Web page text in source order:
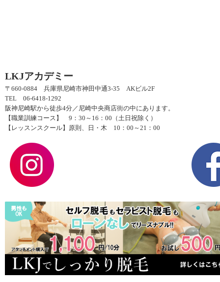
LKJアカデミー
〒660-0884 兵庫県尼崎市神田中通3-35 AKビル2F
TEL 06-6418-1292
阪神尼崎駅から徒歩4分／尼崎中央商店街の中にあります。
【職業訓練コース】 9：30～16：00（土日祝除く）
【レッスンスクール】原則、日・木 10：00～21：00